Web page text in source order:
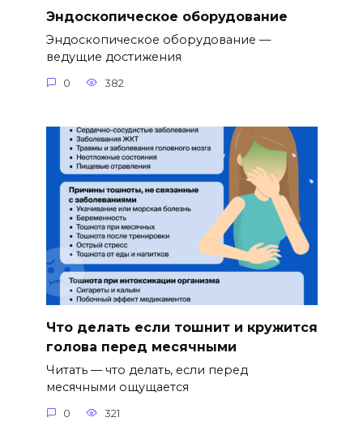
Эндоскопическое оборудование
Эндоскопическое оборудование —
ведущие достижения
0 382
Что делать если тошнит и кружится
голова перед месячными
Читать — что делать, если перед
месячными ощущается
0 321